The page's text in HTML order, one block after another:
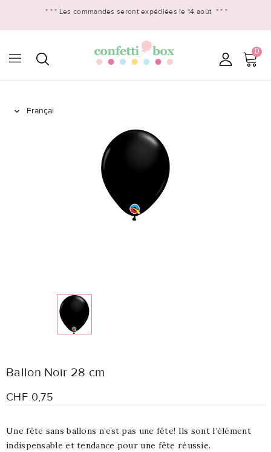
* * * Les commandes seront expédiées le 14 août * * *
0

Ballon Noir 28 cm
CHF 0,75
Une fête sans ballons n’est pas une fête! Ils sont l’élément
indispensable et tendance pour une fête réussie.